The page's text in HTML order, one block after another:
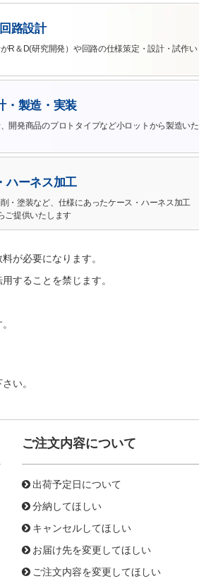
路設計
R＆D(研究開発）や回路の仕様策定・設計・試作い
・製造・実装
開発商品のプロトタイプなど小ロットから製造いた
ハーネス加工
・塗装など、仕様にあったケース・ハーネス加工
ご提供いたします
が必要になります。
することを禁じます。
い。
ご注文内容について
出荷予定日について
分納してほしい
キャンセルしてほしい
お届け先を変更してほしい
ご注文内容を変更してほしい